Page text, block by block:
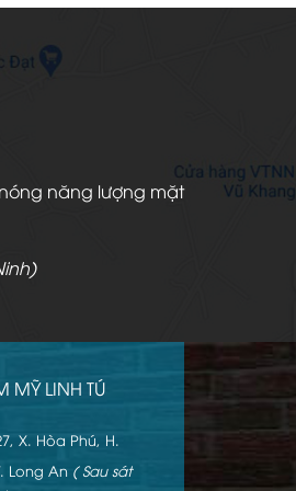
năng lượng mặt
MỸ LINH TÚ
X. Hòa Phú, H.
Long An ( Sau sát